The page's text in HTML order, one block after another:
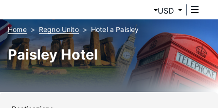
USD
Home Regno Unito Hotel a Paisley
Paisley Hotel